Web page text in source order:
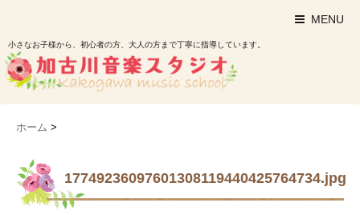
MENU
小さなお子様から、初心者の方、大人の方まで丁寧に指導しています。
ホーム >
17749236097601308119440425764734.jpg